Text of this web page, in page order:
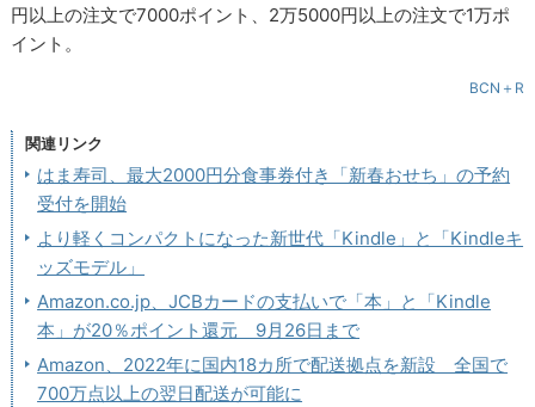
円以上の注文で7000ポイント、2万5000円以上の注文で1万ポ
イント。
BCN＋R
関連リンク
はま寿司、最大2000円分食事券付き「新春おせち」の予約
受付を開始
より軽くコンパクトになった新世代「Kindle」と「Kindleキ
ッズモデル」
Amazon.co.jp、JCBカードの支払いで「本」と「Kindle
本」が20％ポイント還元 9月26日まで
Amazon、2022年に国内18カ所で配送拠点を新設 全国で
700万点以上の翌日配送が可能に